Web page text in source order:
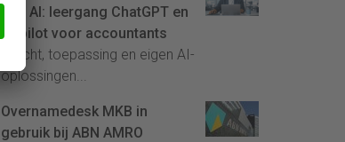
met AI: leergang ChatGPT en
Copilot voor accountants
Inzicht, toepassing en eigen AI-
oplossingen...
Overnamedesk MKB in
gebruik bij ABN AMRO